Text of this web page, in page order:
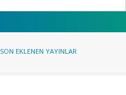
SON EKLENEN YAYINLAR